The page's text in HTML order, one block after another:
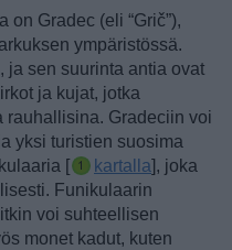
Gradec (eli “Grič”),
ympäristössä.
ja sen suurinta antia ovat
ja kujat, jotka
rauhallisina. Gradeciin voi
yksi turistien suosima
[
kartalla], joka
Funikulaarin
voi suhteellisen
monet kadut, kuten